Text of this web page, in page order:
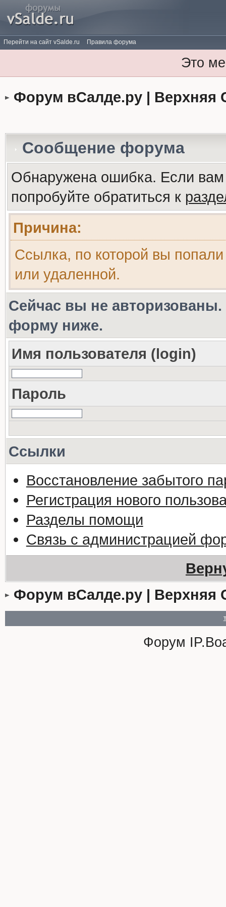
Перейти на сайт vSalde.ru Правила форума
Это
Форум вСалде.ру | Верхняя
Сообщение форума
Обнаружена ошибка. Если
попробуйте обратиться к
Причина:
Ссылка, по которой вы
или удаленной.
Сейчас вы не авторизованы.
форму ниже.
Имя пользователя (login)
Пароль
Ссылки
Восстановление забытого
Регистрация нового
Разделы помощи
Связь с администрацией
Форум вСалде.ру | Верхняя
Форум